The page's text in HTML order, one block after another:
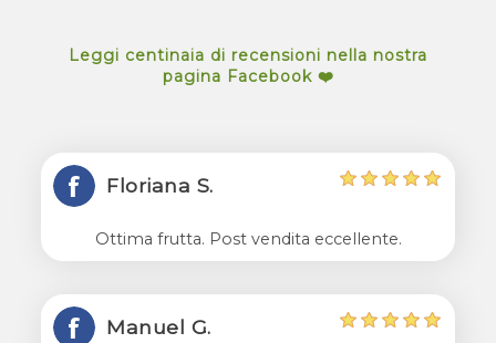
Leggi centinaia di recensioni nella nostra
pagina Facebook ❤️
Floriana S.
Ottima frutta. Post vendita eccellente.
Manuel G.